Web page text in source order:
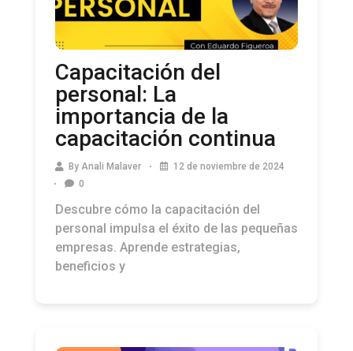
Capacitación del
personal: La
importancia de la
capacitación continua
ByAnali Malaver
0
personal impulsa el éxito de las pequeñas
empresas. Aprende estrategias,
beneficios y